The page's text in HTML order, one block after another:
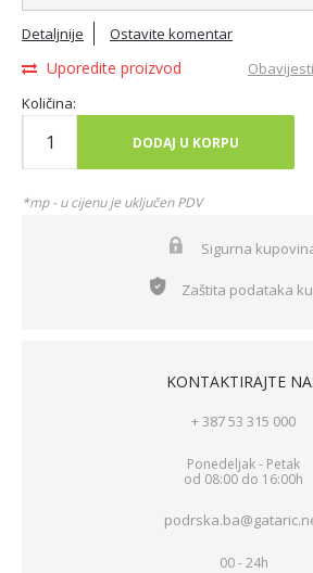
Detaljnije Ostavite komentar
Uporedite proizvod
Količina:
DODAJ U KORPU
*mp - u cijenu je uključen PDV
Sigurna
Zaštita podataka
KONTAKTIRAJTE
+ 387 53 315 000
Ponedeljak - Petak
od 08:00 do 16:00h
00 - 24h